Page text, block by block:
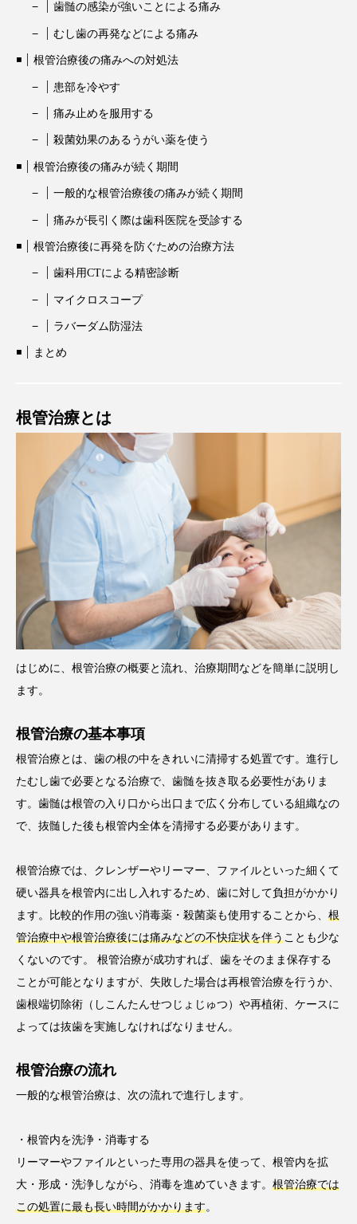
歯髄の感染が強いことによる痛み
むし歯の再発などによる痛み
根管治療後の痛みへの対処法
患部を冷やす
痛み止めを服用する
殺菌効果のあるうがい薬を使う
根管治療後の痛みが続く期間
一般的な根管治療後の痛みが続く期間
痛みが長引く際は歯科医院を受診する
根管治療後に再発を防ぐための治療方法
歯科用CTによる精密診断
マイクロスコープ
ラバーダム防湿法
まとめ
根管治療とは
はじめに、根管治療の概要と流れ、治療期間などを簡単に説明し
ます。
根管治療の基本事項
根管治療とは、歯の根の中をきれいに清掃する処置です。進行し
たむし歯で必要となる治療で、歯髄を抜き取る必要性がありま
す。歯髄は根管の入り口から出口まで広く分布している組織なの
で、抜髄した後も根管内全体を清掃する必要があります。
根管治療では、クレンザーやリーマー、ファイルといった細くて
硬い器具を根管内に出し入れするため、歯に対して負担がかかり
ます。比較的作用の強い消毒薬・殺菌薬も使用することから、 根
管治療中や根管治療後には痛みなどの不快症状を伴う ことも少な
くないのです。 根管治療が成功すれば、歯をそのまま保存する
ことが可能となりますが、失敗した場合は再根管治療を行うか、
歯根端切除術（しこんたんせつじょじゅつ）や再植術、ケースに
よっては抜歯を実施しなければなりません。
根管治療の流れ
一般的な根管治療は、次の流れで進行します。
・根管内を洗浄・消毒する
リーマーやファイルといった専用の器具を使って、根管内を拡
大・形成・洗浄しながら、消毒を進めていきます。 根管治療では
この処置に最も長い時間がかかります 。